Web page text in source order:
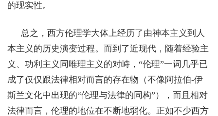
的现实性。
总之，西方伦理学大体上经历了由神本主义到人
本主义的历史演变过程。而到了近现代，随着经验主
义、功利主义同唯理主义的对峙，“伦理”一词几乎已
成了仅仅跟法律相对而言的存在物（不像阿拉伯-伊
斯兰文化中出现的“伦理与法律的同构”），而且相对
法律而言，伦理的地位在不断地弱化。正如不少西方